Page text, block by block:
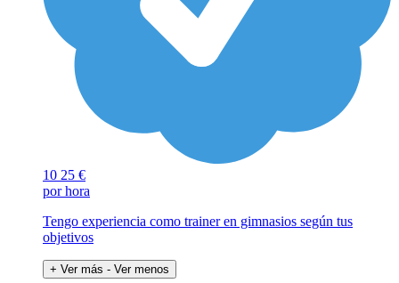
10 25 €
por hora
Tengo experiencia como trainer en gimnasios según tus
objetivos
+ Ver más - Ver menos